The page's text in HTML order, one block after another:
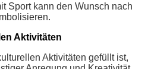
Sport kann den Wunsch nach
Aktivitäten
Aktivitäten gefüllt ist,